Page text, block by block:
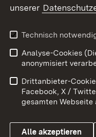
X / Twitter
Youtube
Benutzungshinweise
Datenschutz
unserer
Technisch
Analyse-Cookies
anonymisiert
Drittanbieter-
Facebook, X /
gesamten
Alle akzeptieren